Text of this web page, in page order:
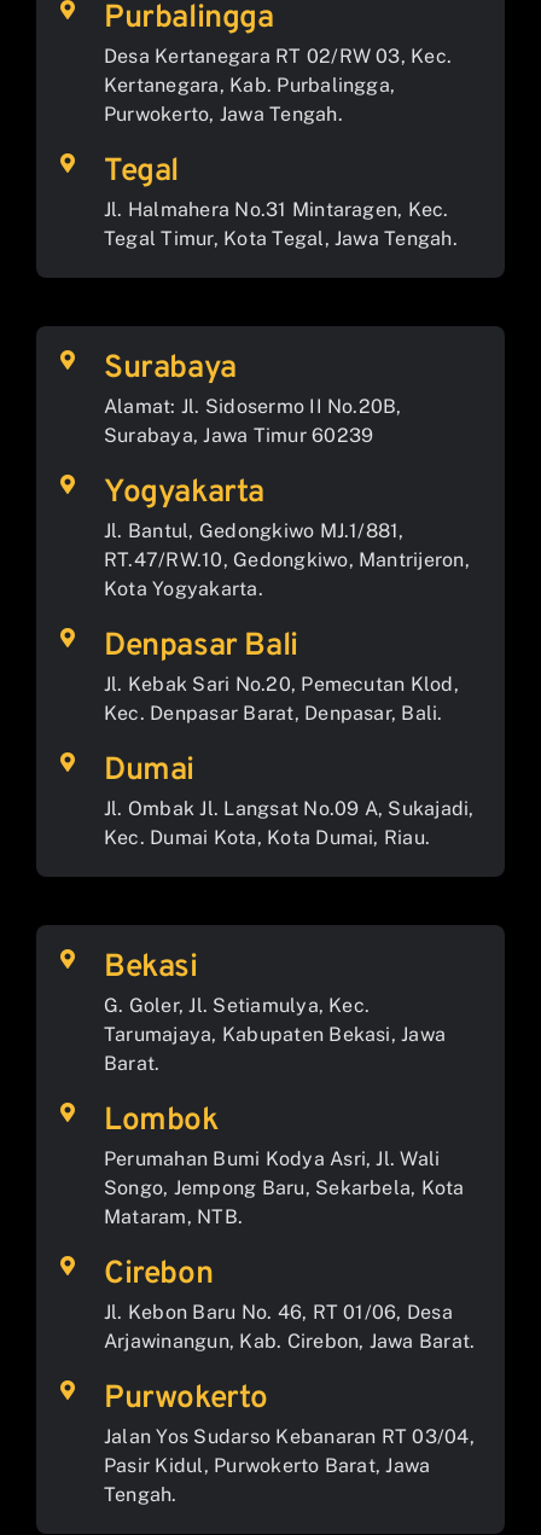
Purbalingga
Desa Kertanegara RT 02/RW 03, Kec.
Kertanegara, Kab. Purbalingga,
Purwokerto, Jawa Tengah.
Tegal
Jl. Halmahera No.31 Mintaragen, Kec.
Tegal Timur, Kota Tegal, Jawa Tengah.
Surabaya
Alamat: Jl. Sidosermo II No.20B,
Surabaya, Jawa Timur 60239
Yogyakarta
Jl. Bantul, Gedongkiwo MJ.1/881,
RT.47/RW.10, Gedongkiwo, Mantrijeron,
Kota Yogyakarta.
Denpasar Bali
Jl. Kebak Sari No.20, Pemecutan Klod,
Kec. Denpasar Barat, Denpasar, Bali.
Dumai
Jl. Ombak Jl. Langsat No.09 A, Sukajadi,
Kec. Dumai Kota, Kota Dumai, Riau.
Bekasi
G. Goler, Jl. Setiamulya, Kec.
Tarumajaya, Kabupaten Bekasi, Jawa
Barat.
Lombok
Perumahan Bumi Kodya Asri, Jl. Wali
Songo, Jempong Baru, Sekarbela, Kota
Mataram, NTB.
Cirebon
Jl. Kebon Baru No. 46, RT 01/06, Desa
Arjawinangun, Kab. Cirebon, Jawa Barat.
Purwokerto
Jalan Yos Sudarso Kebanaran RT 03/04,
Pasir Kidul, Purwokerto Barat, Jawa
Tengah.